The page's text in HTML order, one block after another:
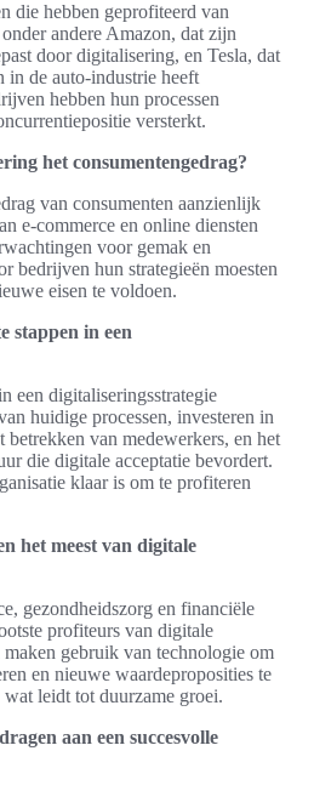
die hebben geprofiteerd van
andere Amazon, dat zijn
door digitalisering, en Tesla, dat
in de auto-industrie heeft
hebben hun processen
versterkt.
het consumentengedrag?
van consumenten aanzienlijk
e-commerce en online diensten
voor gemak en
bedrijven hun strategieën moesten
eisen te voldoen.
stappen in een
een digitaliseringsstrategie
huidige processen, investeren in
betrekken van medewerkers, en het
die digitale acceptatie bevordert.
klaar is om te profiteren
het meest van digitale
gezondheidszorg en financiële
profiteurs van digitale
gebruik van technologie om
en nieuwe waardeproposities te
leidt tot duurzame groei.
aan een succesvolle